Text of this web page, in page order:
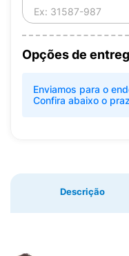
Opções de
Enviamos para o
Confira abaixo o
Descrição